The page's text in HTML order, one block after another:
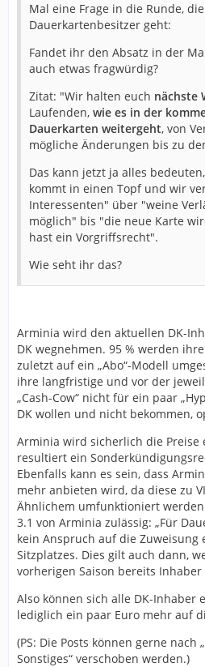
Mal eine Frage in die Runde,
Dauerkartenbesitzer geht:
Fandet ihr den Absatz in der
auch etwas fragwürdig?
Zitat: "Wir halten euch nächste
Laufenden, wie es in der
Dauerkarten weitergeht, von
mögliche Änderungen bis zu
Das kann jetzt ja alles
kommt in einen Topf und wir
Interessenten" über "weine
möglich" bis "die neue Karte
hast ein Vorgriffsrecht".
Wie seht ihr das?
Arminia wird den aktuellen DK-
DK wegnehmen. 95 % werden
zuletzt auf ein „Abo“-Modell
ihre langfristige und vor der
„Cash-Cow“ nicht für ein paar
DK wollen und nicht bekommen,
Arminia wird sicherlich die Preise
resultiert ein
Ebenfalls kann es sein, dass
mehr anbieten wird, da diese zu
Ähnlichem umfunktioniert
3.1 von Arminia zulässig: „Für
kein Anspruch auf die Zuweisung
Sitzplatzes. Dies gilt auch dann,
vorherigen Saison bereits
Also können sich alle DK-Inhaber
lediglich ein paar Euro mehr auf
(PS: Die Posts können gerne nach
Sonstiges“ verschoben werden.)